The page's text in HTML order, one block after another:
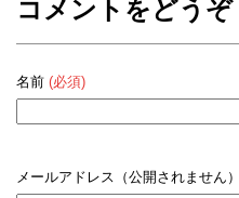
コメントをどうぞ
名前 (必須)
メールアドレス（公開されません）